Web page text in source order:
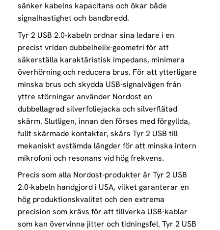
sänker kabelns kapacitans och ökar både
signalhastighet och bandbredd.
Tyr 2 USB 2.0-kabeln ordnar sina ledare i en
precist vriden dubbelhelix-geometri för att
säkerställa karaktäristisk impedans, minimera
överhörning och reducera brus. För att ytterligare
minska brus och skydda USB-signalvägen från
yttre störningar använder Nordost en
dubbellagrad silverfoliejacka och silverflätad
skärm. Slutligen, innan den förses med förgyllda,
fullt skärmade kontakter, skärs Tyr 2 USB till
mekaniskt avstämda längder för att minska intern
mikrofoni och resonans vid hög frekvens.
Precis som alla Nordost-produkter är Tyr 2 USB
2.0-kabeln handgjord i USA, vilket garanterar en
hög produktionskvalitet och den extrema
precision som krävs för att tillverka USB-kablar
som kan övervinna jitter och tidningsfel. Tyr 2 USB